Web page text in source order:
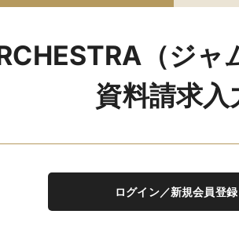
（ジャ
資料請求入
ログイン／新規会員登録